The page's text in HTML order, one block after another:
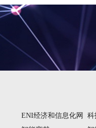
ENI经济和信息化网
科